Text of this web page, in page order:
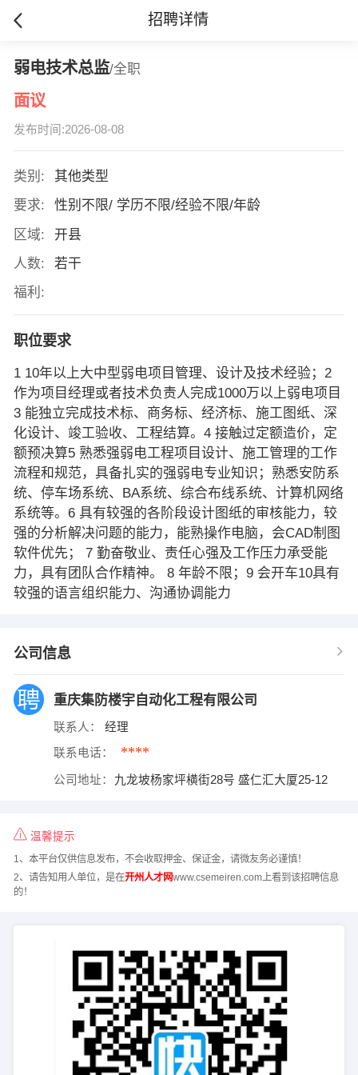
招聘详情
弱电技术总监/全职
面议
发布时间:2026-08-08
类别:
其他类型
要求:
性别不限/ 学历不限/经验不限/年龄
区域:
开县
人数:
若干
福利:
职位要求
1 10年以上大中型弱电项目管理、设计及技术经验；2
作为项目经理或者技术负责人完成1000万以上弱电项目
3 能独立完成技术标、商务标、经济标、施工图纸、深
化设计、竣工验收、工程结算。4 接触过定额造价，定
额预决算5 熟悉强弱电工程项目设计、施工管理的工作
流程和规范，具备扎实的强弱电专业知识；熟悉安防系
统、停车场系统、BA系统、综合布线系统、计算机网络
系统等。6 具有较强的各阶段设计图纸的审核能力，较
强的分析解决问题的能力，能熟操作电脑，会CAD制图
软件优先； 7 勤奋敬业、责任心强及工作压力承受能
力，具有团队合作精神。 8 年龄不限；9 会开车10具有
较强的语言组织能力、沟通协调能力
公司信息
重庆集防楼宇自动化工程有限公司
联系人： 经理
联系电话： ****
公司地址： 九龙坡杨家坪横街28号 盛仁汇大厦25-12
温馨提示
1、本平台仅供信息发布，不会收取押金、保证金，请微友务必谨慎！
2、请告知用人单位，是在开州人才网www.csemeiren.com上看到该招聘信息
的！